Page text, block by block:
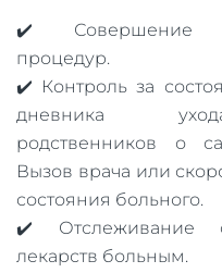
✔️ Совершение
процедур.
✔️ Контроль за
дневника
родственников о
Вызов врача или
состояния больного.
✔️ Отслеживание
лекарств больным.